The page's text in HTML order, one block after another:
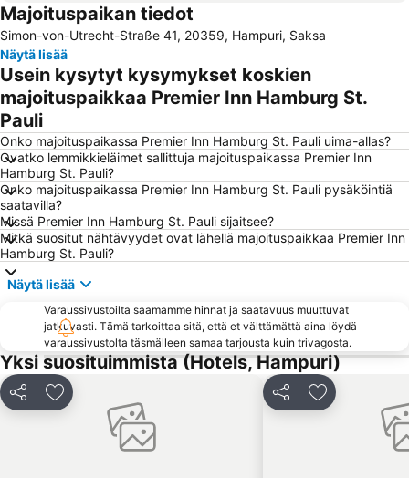
Hauptbahnhof Nord Metro Station
Rathaus Metro Station
Barclaycard Arena
Winterhude
Altona-Altstadt
Lübecker Straße Metro Station
Hamburg-Mitte
Hagenbeckin eläintarha
Neustadt
Hamburg-Altstadt
St Georg
Mönckebergstraße
Berliner Tor Metro Station
St Pauli Landungsbrücken
Sternschanze
Hafencity Infocenter
Bergedorf
Harbourcity Hamburg
Stellingen
Tagungen & Konferenzen Atlantic Kempinski Hamburg
Sporthalle Hamburg
Harburg Arcaden
Langenhorn
Fish Market
Alsterarkaden
Hampurin kaupungintalo
Stephansplatz Metro Station
Jungfernstieg
Eppendorfer Baum Metro Station
Majoituspaikan tiedot
Simon-von-Utrecht-Straße 41, 20359, Hampuri, Saksa
Näytä lisää
Usein kysytyt kysymykset koskien
majoituspaikkaa Premier Inn Hamburg St.
Pauli
Onko majoituspaikassa Premier Inn Hamburg St. Pauli uima-allas?
Ovatko lemmikkieläimet sallittuja majoituspaikassa Premier Inn
Hamburg St. Pauli?
Onko majoituspaikassa Premier Inn Hamburg St. Pauli pysäköintiä
saatavilla?
Missä Premier Inn Hamburg St. Pauli sijaitsee?
Mitkä suositut nähtävyydet ovat lähellä majoituspaikkaa Premier Inn
Hamburg St. Pauli?
Näytä lisää
Varaussivustoilta saamamme hinnat ja saatavuus muuttuvat
jatkuvasti. Tämä tarkoittaa sitä, että et välttämättä aina löydä
varaussivustolta täsmälleen samaa tarjousta kuin trivagosta.
Yksi suosituimmista (Hotels, Hampuri)
Jaa Lisää suosikkeihin Jaa Lisää